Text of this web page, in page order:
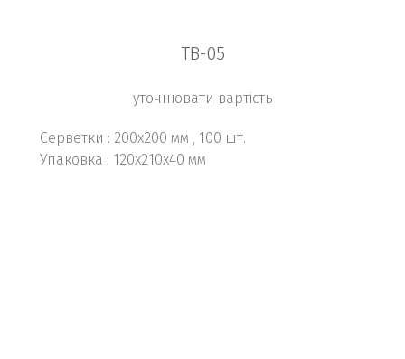
TB-05
уточнювати вартість
Серветки : 200х200 мм , 100 шт.
Упаковка : 120х210х40 мм